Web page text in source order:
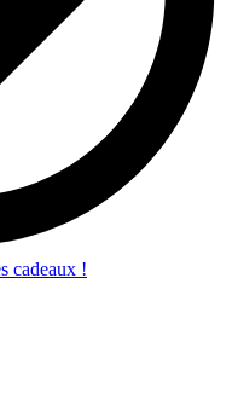
cadeaux !